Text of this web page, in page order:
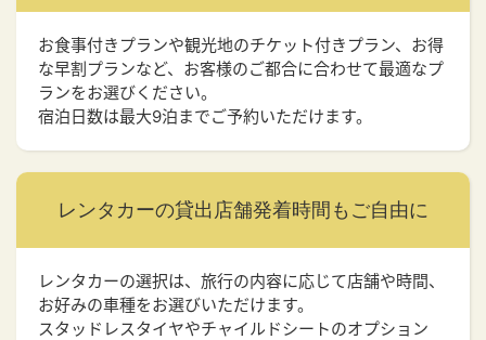
お食事付きプランや観光地のチケット付きプラン、お得
な早割プランなど、お客様のご都合に合わせて最適なプ
ランをお選びください。
宿泊日数は最大9泊までご予約いただけます。
レンタカーの貸出店舗発着時間もご自由に
レンタカーの選択は、旅行の内容に応じて店舗や時間、
お好みの車種をお選びいただけます。
スタッドレスタイヤやチャイルドシートのオプション